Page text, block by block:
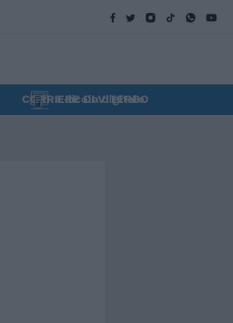
CORRIERE DI VITERBO
Edicola digitale